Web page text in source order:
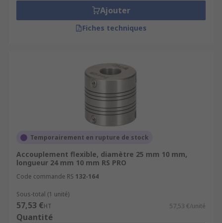
Ajouter
Fiches techniques
Temporairement en rupture de stock
Accouplement flexible, diamètre 25 mm 10 mm,
longueur 24 mm 10 mm RS PRO
Code commande RS 132-164
Sous-total (1 unité)
57,53 €HT 57,53 €/unité
Quantité